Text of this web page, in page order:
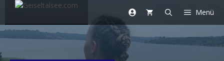
Zum
springen
Menü